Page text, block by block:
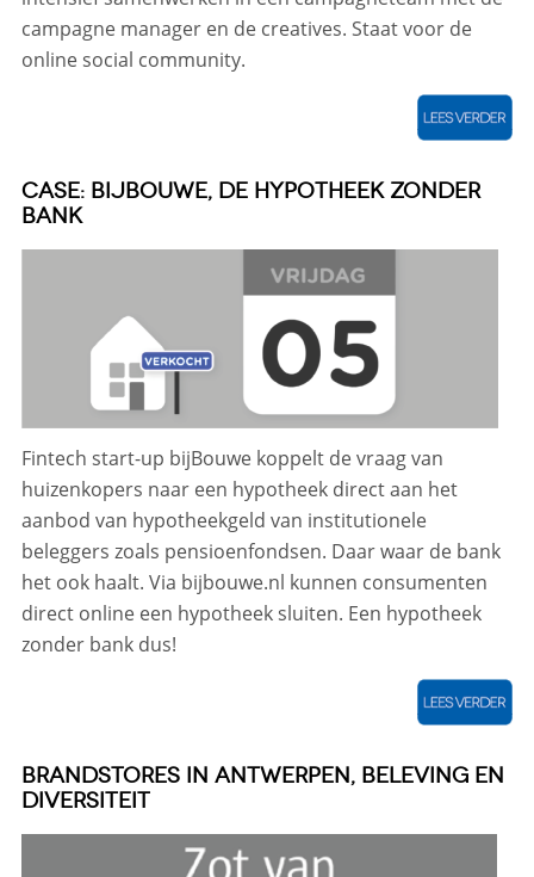
campagne manager en de creatives. Staat voor de
online social community.
CASE: BIJBOUWE, DE HYPOTHEEK ZONDER
BANK
Fintech start-up bijBouwe koppelt de vraag van
huizenkopers naar een hypotheek direct aan het
aanbod van hypotheekgeld van institutionele
beleggers zoals pensioenfondsen. Daar waar de bank
het ook haalt. Via bijbouwe.nl kunnen consumenten
direct online een hypotheek sluiten. Een hypotheek
zonder bank dus!
BRANDSTORES IN ANTWERPEN, BELEVING EN
DIVERSITEIT